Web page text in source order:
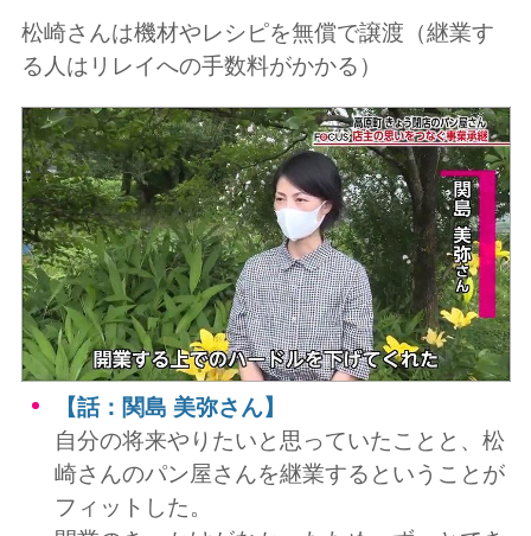
松崎さんは機材やレシピを無償で譲渡（継業す
る人はリレイへの手数料がかかる）
【話：関島 美弥さん】
自分の将来やりたいと思っていたことと、松
崎さんのパン屋さんを継業するということが
フィットした。